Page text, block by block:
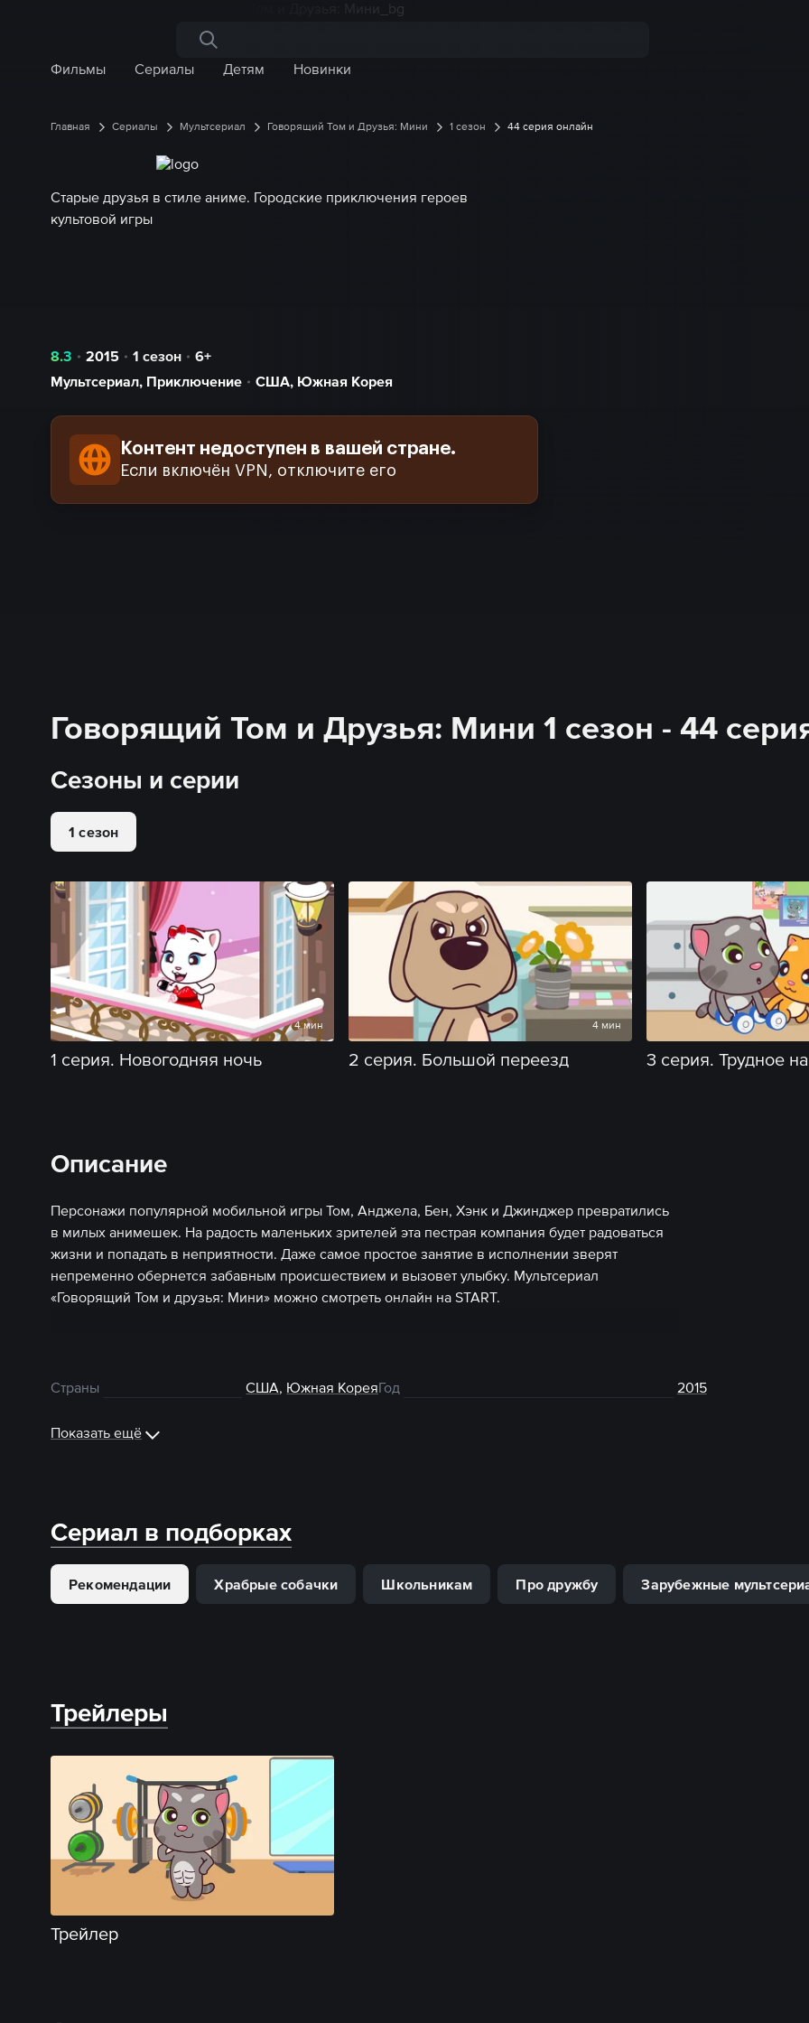
Поиск по сайту
Фильмы
Сериалы Детям Новинки
Главная Сериалы Мультсериал Говорящий Том и Друзья: Мини 1 сезон 44 серия онлайн
Старые друзья в стиле аниме. Городские приключения героев
культовой игры
8.3 2015 1 сезон
6+
Мультсериал, Приключение США, Южная Корея
Контент недоступен в вашей стране.
Если включён VPN, отключите его
Говорящий Том и Друзья: Мини 1 сезон - 44
Сезоны и серии
1 сезон
4 мин
1 серия. Новогодняя ночь
4 мин
2 серия. Большой переезд 3 серия. Трудное
Описание
Персонажи популярной мобильной игры Том, Анджела, Бен, Хэнк и Джинджер превратились
в милых анимешек. На радость маленьких зрителей эта пестрая компания будет радоваться
жизни и попадать в неприятности. Даже самое простое занятие в исполнении зверят
непременно обернется забавным происшествием и вызовет улыбку. Мультсериал
«Говорящий Том и друзья: Мини» можно смотреть онлайн на START.
Страны США, Южная КореяГод 2015
Показать ещё
Сериал в подборках
Рекомендации Храбрые собачки Школьникам Про дружбу Зарубежные
Трейлеры
Трейлер